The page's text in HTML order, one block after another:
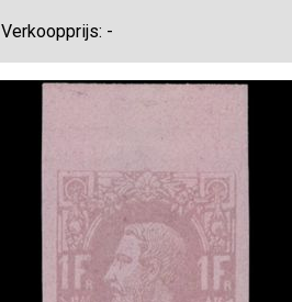
Verkoopprijs: -